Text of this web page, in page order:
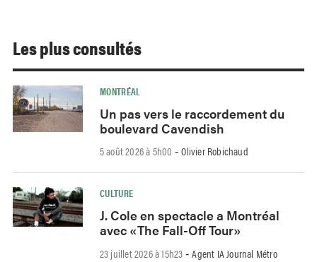
Les plus consultés
MONTRÉAL
Un pas vers le raccordement du
boulevard Cavendish
5 août 2026 à 5h00 -Olivier Robichaud
CULTURE
J. Cole en spectacle a Montréal
avec «The Fall-Off Tour»
23 juillet 2026 à 15h23 -Agent IA Journal Métro